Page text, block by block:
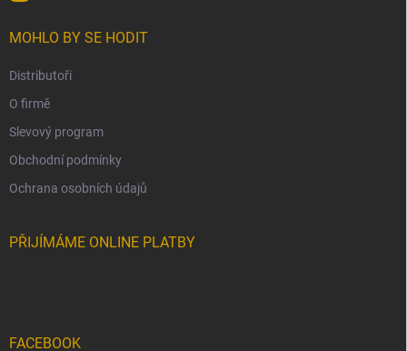
MOHLO BY SE HODIT
Distributoři
O firmě
Slevový program
Obchodní podmínky
Ochrana osobních údajů
PŘIJÍMÁME ONLINE PLATBY
FACEBOOK